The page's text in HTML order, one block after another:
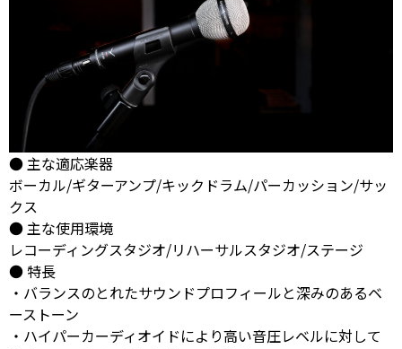
● 主な適応楽器
ボーカル/ギターアンプ/キックドラム/パーカッション/サッ
クス
● 主な使用環境
レコーディングスタジオ/リハーサルスタジオ/ステージ
● 特長
・バランスのとれたサウンドプロフィールと深みのあるベ
ーストーン
・ハイパーカーディオイドにより高い音圧レベルに対して